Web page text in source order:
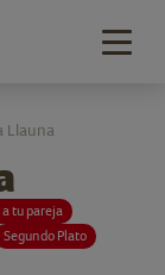
tu pareja
Segundo Plato
Llauna